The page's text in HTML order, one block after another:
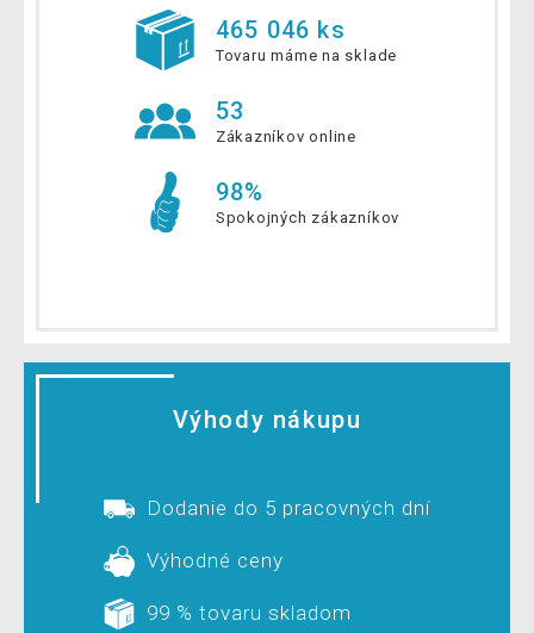
465 046 ks
Tovaru máme na sklade
53
Zákazníkov online
98%
Spokojných zákazníkov
Výhody nákupu
Dodanie do 5 pracovných dní
Výhodné ceny
99 % tovaru skladom